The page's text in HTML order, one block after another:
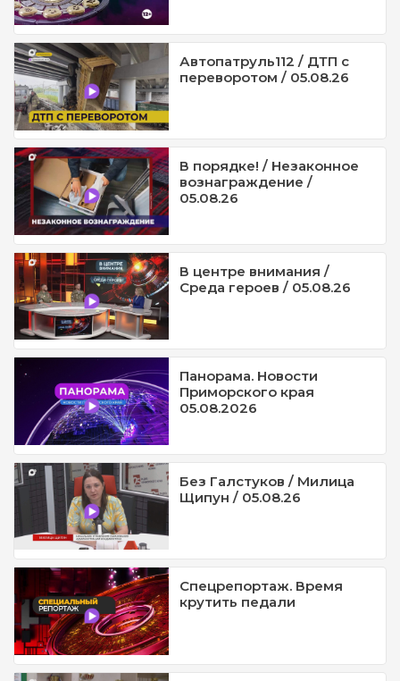
Автопатруль112 / ДТП с
переворотом / 05.08.26
В порядке! / Незаконное
вознаграждение /
05.08.26
В центре внимания /
Среда героев / 05.08.26
Панорама. Новости
Приморского края
05.08.2026
Без Галстуков / Милица
Щипун / 05.08.26
Спецрепортаж. Время
крутить педали